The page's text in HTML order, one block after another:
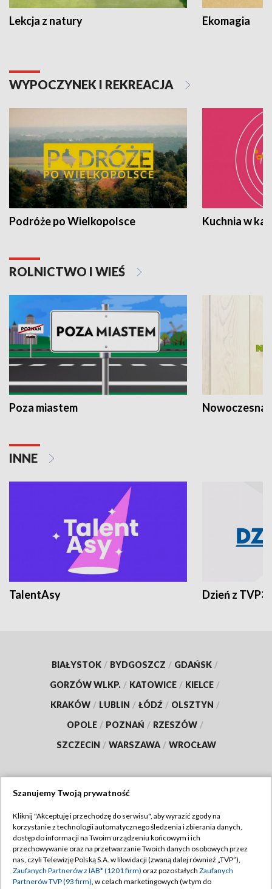
Lekcja z natury Ekomagia
WYPOCZYNEK I REKREACJA
Podróże po Wielkopolsce Kuchnia w
ROLNICTWO I WIEŚ
Poza miastem Nowoczesna
INNE
TalentAsy Dzień z TVP3
BIAŁYSTOK / BYDGOSZCZ / GDAŃSK /
GORZÓW WLKP. / KATOWICE / KIELCE /
KRAKÓW / LUBLIN / ŁÓDŹ / OLSZTYN /
OPOLE / POZNAŃ / RZESZÓW /
SZCZECIN / WARSZAWA / WROCŁAW
TVP
Abonament TVP
Emisja w TVP
Regulamin TVP
Polityka prywatności
Szanujemy Twoją prywatność
Kliknij "Akceptuję i przechodzę do serwisu", aby wyrazić zgody na
korzystanie z technologii automatycznego śledzenia i zbierania danych,
dostęp do informacji na Twoim urządzeniu końcowym i ich
przechowywanie oraz na przetwarzanie Twoich danych osobowych przez
nas, czyli Telewizję Polską S.A. w likwidacji (zwaną dalej również „TVP”),
Zaufanych Partnerów z IAB* (1201 firm) oraz pozostałych Zaufanych
Partnerów TVP (93 firm), w celach marketingowych (w tym do